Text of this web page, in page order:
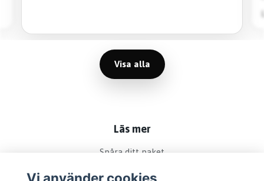
Visa alla
Läs mer
Spåra ditt paket